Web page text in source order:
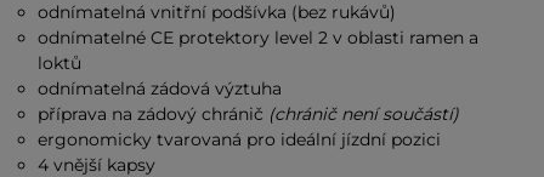
odnímatelná vnitřní podšívka (bez rukávů)
odnímatelné CE protektory level 2 v oblasti ramen a
loktů
odnímatelná zádová výztuha
příprava na zádový chránič (chránič není součástí)
ergonomicky tvarovaná pro ideální jízdní pozici
4 vnější kapsy